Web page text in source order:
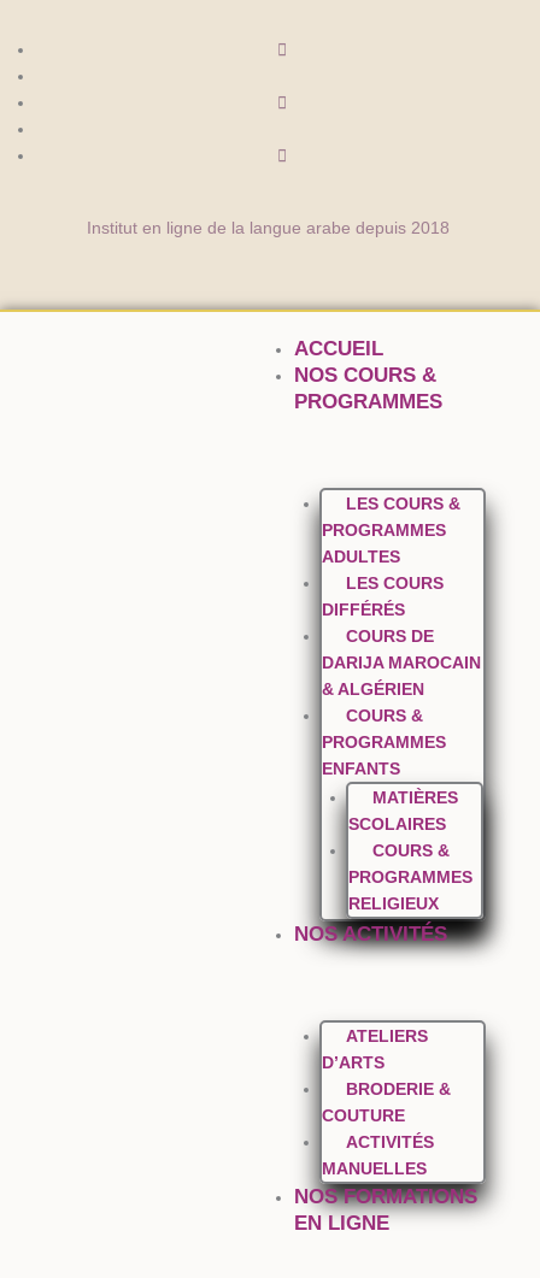
Institut en ligne de la langue arabe depuis 2018
ACCUEIL
NOS COURS &
PROGRAMMES
LES COURS &
PROGRAMMES
ADULTES
LES COURS
DIFFÉRÉS
COURS DE
DARIJA MAROCAIN
& ALGÉRIEN
COURS &
PROGRAMMES
ENFANTS
MATIÈRES
SCOLAIRES
COURS &
PROGRAMMES
RELIGIEUX
NOS ACTIVITÉS
ATELIERS
D’ARTS
BRODERIE &
COUTURE
ACTIVITÉS
MANUELLES
NOS FORMATIONS
EN LIGNE